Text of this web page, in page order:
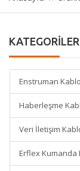
KATEGORİLER
Enstruman
Haberleşme
Veri İletişim
Erflex Kumanda